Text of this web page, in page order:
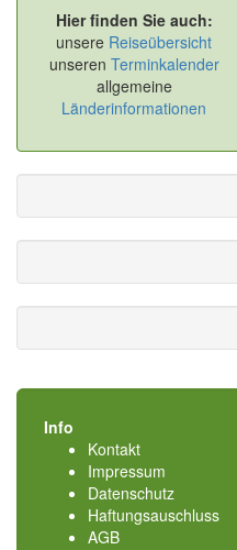
Hier finden Sie auch:
unsere Reiseübersicht
unseren Terminkalender
allgemeine
Länderinformationen
Info
Kontakt
Impressum
Datenschutz
Haftungsauschluss
AGB